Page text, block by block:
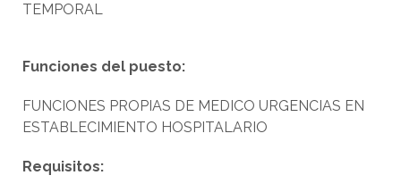
TEMPORAL
Funciones del puesto:
FUNCIONES PROPIAS DE MEDICO URGENCIAS EN
ESTABLECIMIENTO HOSPITALARIO
Requisitos: